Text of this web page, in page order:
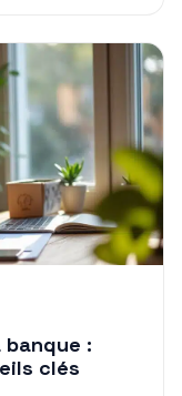
banque :
clés